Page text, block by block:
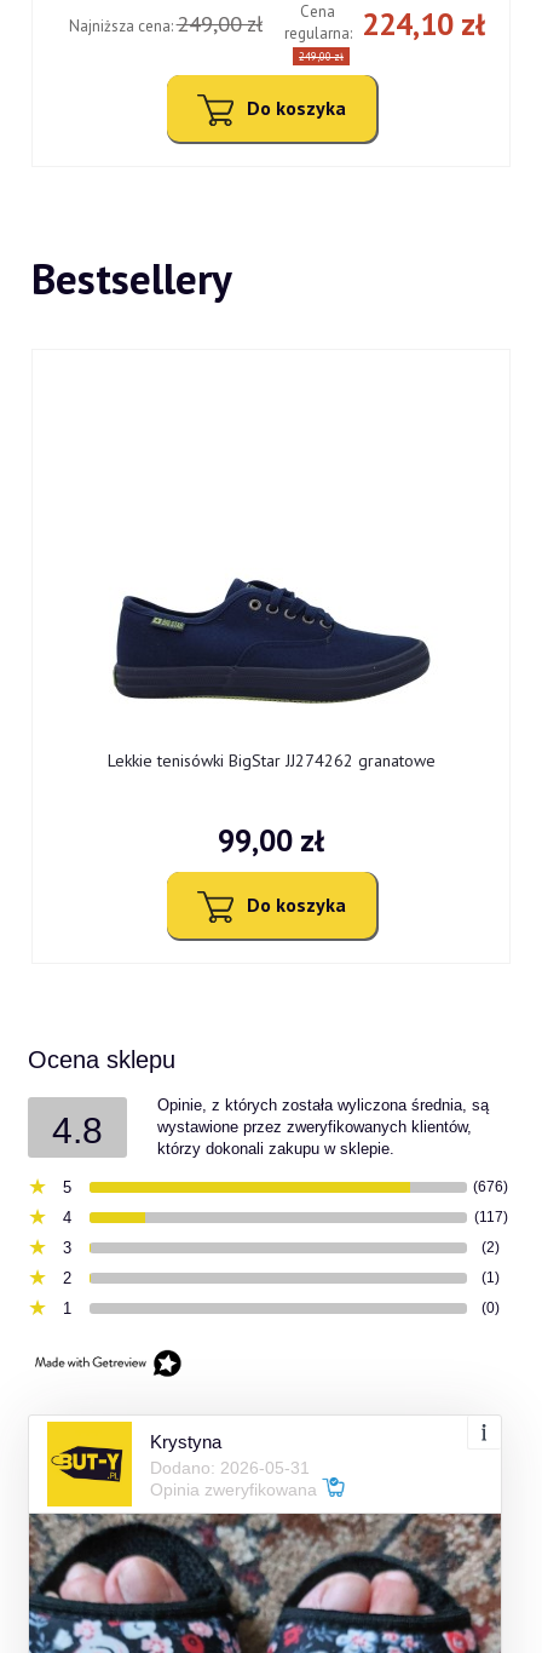
224,10 zł
Cena
regularna:
249,00 zł
Najniższa cena:249,00 zł
Do koszyka
Bestsellery
Lekkie tenisówki BigStar JJ274262 granatowe
99,00 zł
Do koszyka
Ocena sklepu
4.8
Opinie, z których została wyliczona średnia, są
wystawione przez zweryfikowanych klientów,
którzy dokonali zakupu w sklepie.
5 (676)
4 (117)
3 (2)
2 (1)
1 (0)
Krystyna
Dodano: 2026-05-31
Opinia zweryfikowana